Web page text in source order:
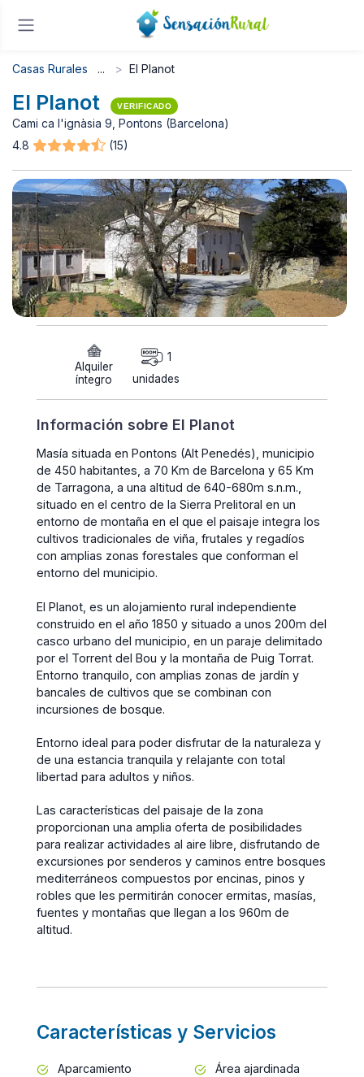
Casas Rurales El Planot
El Planot VERIFICADO
Cami ca l'ignàsia 9, Pontons (Barcelona)
4.8
(15)
Alquiler
íntegro
1
unidades
Información sobre El Planot
Masía situada en Pontons (Alt Penedés), municipio
de 450 habitantes, a 70 Km de Barcelona y 65 Km
de Tarragona, a una altitud de 640-680m s.n.m.,
situado en el centro de la Sierra Prelitoral en un
entorno de montaña en el que el paisaje integra los
cultivos tradicionales de viña, frutales y regadíos
con amplias zonas forestales que conforman el
entorno del municipio.
El Planot, es un alojamiento rural independiente
construido en el año 1850 y situado a unos 200m del
casco urbano del municipio, en un paraje delimitado
por el Torrent del Bou y la montaña de Puig Torrat.
Entorno tranquilo, con amplias zonas de jardín y
bancales de cultivos que se combinan con
incursiones de bosque.
Entorno ideal para poder disfrutar de la naturaleza y
de una estancia tranquila y relajante con total
libertad para adultos y niños.
Las características del paisaje de la zona
proporcionan una amplia oferta de posibilidades
para realizar actividades al aire libre, disfrutando de
excursiones por senderos y caminos entre bosques
mediterráneos compuestos por encinas, pinos y
robles que les permitirán conocer ermitas, masías,
fuentes y montañas que llegan a los 960m de
altitud.
Características y Servicios
Aparcamiento
Área ajardinada